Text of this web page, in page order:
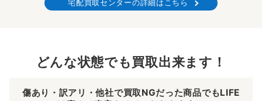
宅配買取センターの詳細はこちら
どんな状態でも買取出来ます！
傷あり・訳アリ・他社で買取NGだった商品でもLIFE